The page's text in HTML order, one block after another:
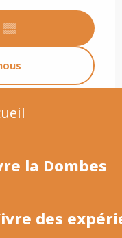
la Dombes
des
▒▒